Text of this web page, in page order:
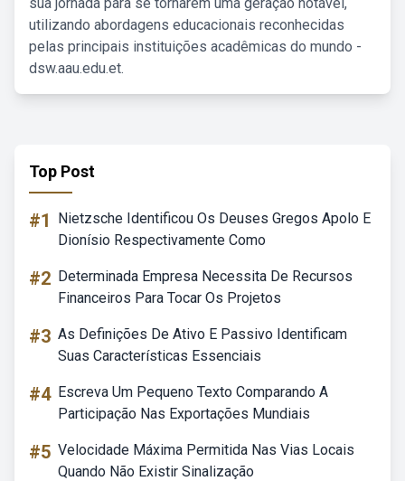
utilizando abordagens educacionais reconhecidas
pelas principais instituições acadêmicas do mundo -
dsw.aau.edu.et.
Top Post
#1
Nietzsche Identificou Os Deuses Gregos Apolo E
Dionísio Respectivamente Como
#2 Determinada Empresa Necessita De Recursos
Financeiros Para Tocar Os Projetos
#3 As Definições De Ativo E Passivo Identificam
Suas Características Essenciais
#4 Escreva Um Pequeno Texto Comparando A
Participação Nas Exportações Mundiais
#5 Velocidade Máxima Permitida Nas Vias Locais
Quando Não Existir Sinalização